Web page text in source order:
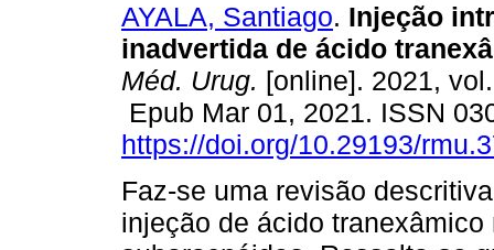
AYALA, Santiago. Injeção
inadvertida de ácido
Méd. Urug. [online]. 2021,
Epub Mar 01, 2021. ISSN
https://doi.org/10.29193/
Faz-se uma revisão
injeção de ácido tranexâmico